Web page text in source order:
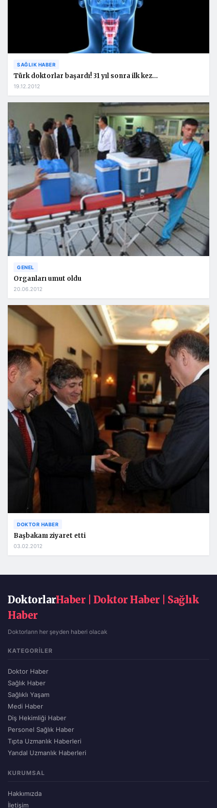
SAĞLIK HABER
Türk doktorlar başardı! 31 yıl sonra ilk kez…
19.12.2012
GENEL
Organları umut oldu
20.06.2012
DOKTOR HABER
Başbakanı ziyaret etti
03.02.2012
DoktorlarHaber | Doktor Haber | Sağlık
Haber
Doktorların her şeyden haberi olacak
KATEGORILER
Doktor Haber
Sağlık Haber
Sağlıklı Yaşam
Medi Haber
Diş Hekimliği Haber
Personel Sağlık Haber
Tıpta Uzmanlık Haberleri
Yandal Uzmanlık Haberleri
KURUMSAL
Hakkımızda
İletişim